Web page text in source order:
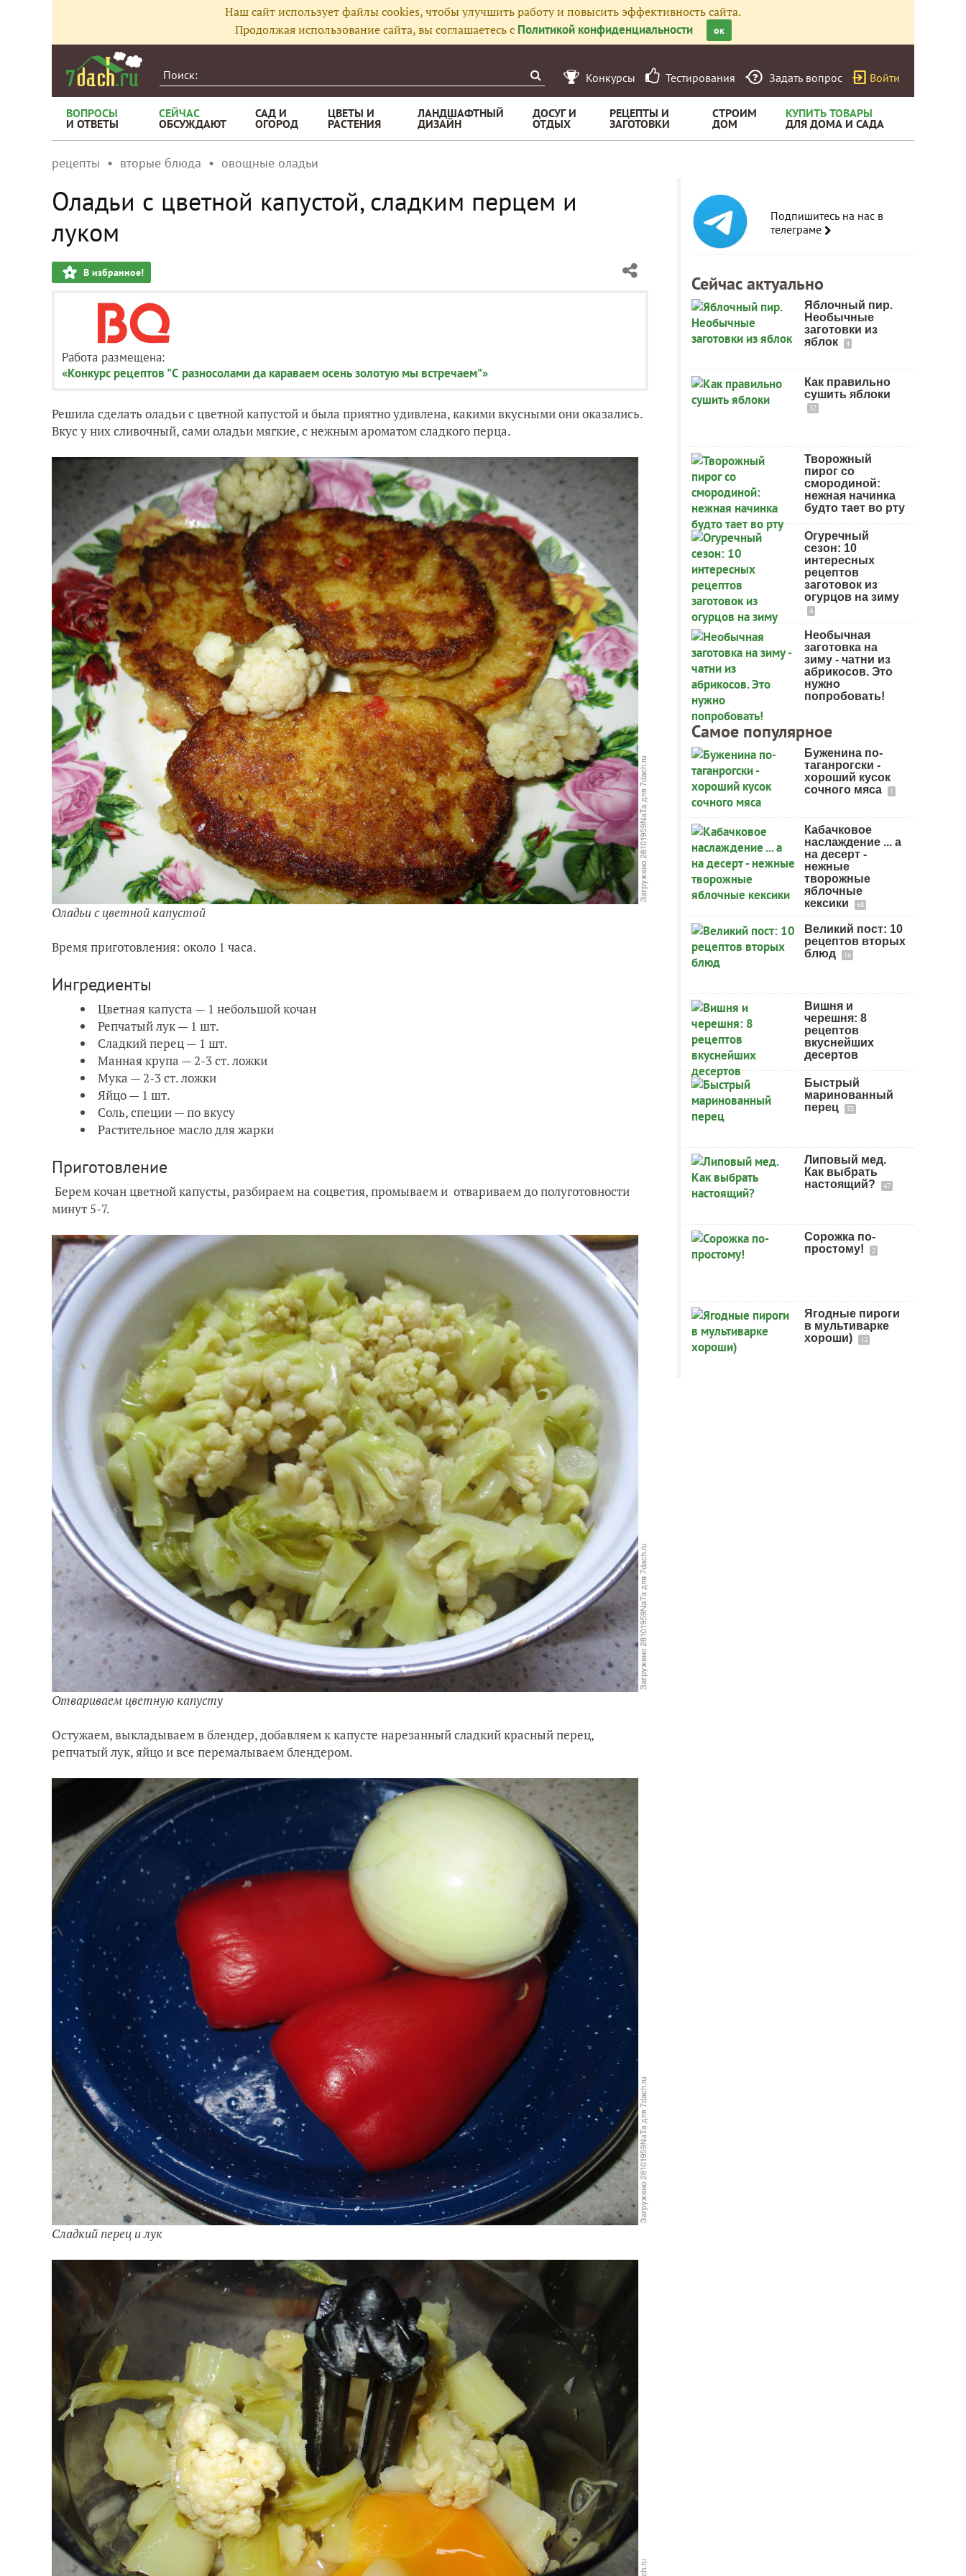
Наш сайт использует файлы cookies, чтобы улучшить работу и повысить эффективность сайта.
Продолжая использование сайта, вы соглашаетесь с Политикой конфиденциальности ок
Конкурсы Тестирования Задать вопрос Войти
ВОПРОСЫ
И ОТВЕТЫ
СЕЙЧАС
ОБСУЖДАЮТ
САД И
ОГОРОД
ЦВЕТЫ И
РАСТЕНИЯ
ЛАНДШАФТНЫЙ
ДИЗАЙН
ДОСУГ И
ОТДЫХ
РЕЦЕПТЫ И
ЗАГОТОВКИ
СТРОИМ
ДОМ
КУПИТЬ ТОВАРЫ
ДЛЯ ДОМА И САДА
рецепты вторые блюда овощные оладьи
Оладьи с цветной капустой, сладким перцем и
луком
В избранное!
Работа размещена:
«Конкурс рецептов "С разносолами да караваем осень золотую мы встречаем"»
Решила сделать оладьи с цветной капустой и была приятно удивлена, какими вкусными они оказались.
Вкус у них сливочный, сами оладьи мягкие, с нежным ароматом сладкого перца.
Оладьи с цветной капустой
Время приготовления: около 1 часа.
Ингредиенты
Цветная капуста — 1 небольшой кочан
Репчатый лук — 1 шт.
Сладкий перец — 1 шт.
Манная крупа — 2-3 ст. ложки
Мука — 2-3 ст. ложки
Яйцо — 1 шт.
Соль, специи — по вкусу
Растительное масло для жарки
Приготовление
Берем кочан цветной капусты, разбираем на соцветия, промываем и отвариваем до полуготовности
минут 5-7.
Отвариваем цветную капусту
Остужаем, выкладываем в блендер, добавляем к капусте нарезанный сладкий красный перец,
репчатый лук, яйцо и все перемалываем блендером.
Сладкий перец и лук
Подпишитесь на нас в
телеграме
Сейчас актуально
Яблочный пир.
Необычные
заготовки из
яблок
4
Как правильно
сушить яблоки
32
Творожный
пирог со
смородиной:
нежная начинка
будто тает во рту
Огуречный
сезон: 10
интересных
рецептов
заготовок из
огурцов на зиму
4
Необычная
заготовка на
зиму - чатни из
абрикосов. Это
нужно
попробовать!
Самое популярное
Буженина по-
таганрогски -
хороший кусок
сочного мяса
1
Кабачковое
наслаждение ... а
на десерт -
нежные
творожные
яблочные
кексики
68
Великий пост: 10
рецептов вторых
блюд
16
Вишня и
черешня: 8
рецептов
вкуснейших
десертов
Быстрый
маринованный
перец
33
Липовый мед.
Как выбрать
настоящий?
47
Сорожка по-
простому!
2
Ягодные пироги
в мультиварке
хороши)
12